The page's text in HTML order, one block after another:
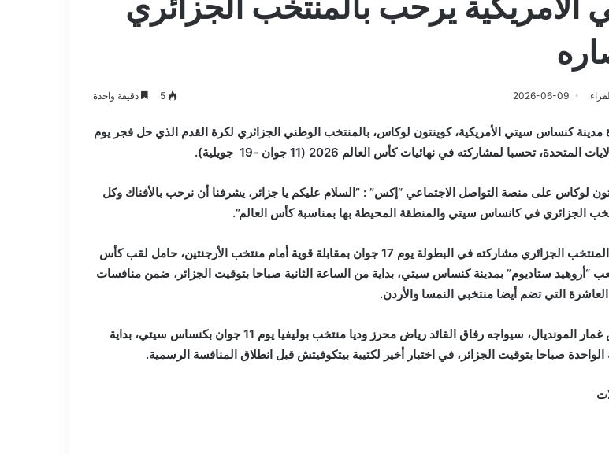
2026-06-09
5 دقيقة واحدة
كنساس سيتي الأمريكية، كوينتون لوكاس، بالمنتخب الوطني الجزائري لكرة القدم الذي حل فجر يوم
المتحدة، تحسبا لمشاركته في نهائيات كأس العالم 2026 (11 جوان -19 جويلية).
لوكاس على منصة التواصل الاجتماعي “إكس” : ”السلام عليكم يا جزائر، يشرفنا أن نرحب بالأفناك وكل
الجزائري في كانساس سيتي والمنطقة المحيطة بها بمناسبة كأس العالم”.
وسيستهل المنتخب الجزائري مشاركته في البطولة يوم 17 جوان بمقابلة قوية أمام منتخب الأرجنتين، حامل لقب كأس
“أروهيد ستاديوم” بمدينة كنساس سيتي، بداية من الساعة الثانية صباحا بتوقيت الجزائر، ضمن منافسات
التي تضم أيضا منتخبي النمسا والأردن.
وقبل خوض غمار المونديال، سيواجه رفاق القائد رياض محرز وديا منتخب بوليفيا يوم 11 جوان بكنساس سيتي، بداية
صباحا بتوقيت الجزائر، في اختبار أخير لكتيبة بيتكوفيتش قبل انطلاق المنافسة الرسمية.